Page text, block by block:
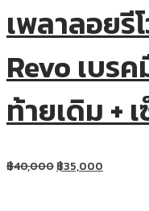
เพลาลอยรี
Revo เบร
ท้ายเดิม +
฿40,000฿35,000